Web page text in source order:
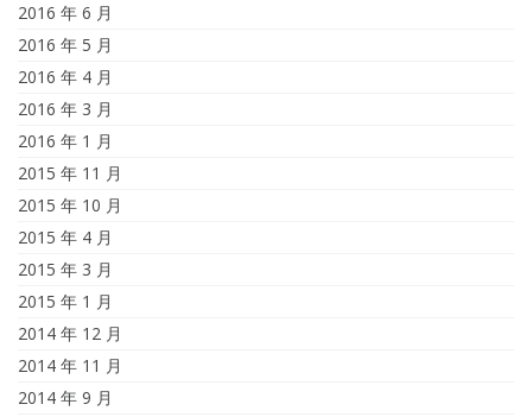
2016 年 6 月
2016 年 5 月
2016 年 4 月
2016 年 3 月
2016 年 1 月
2015 年 11 月
2015 年 10 月
2015 年 4 月
2015 年 3 月
2015 年 1 月
2014 年 12 月
2014 年 11 月
2014 年 9 月